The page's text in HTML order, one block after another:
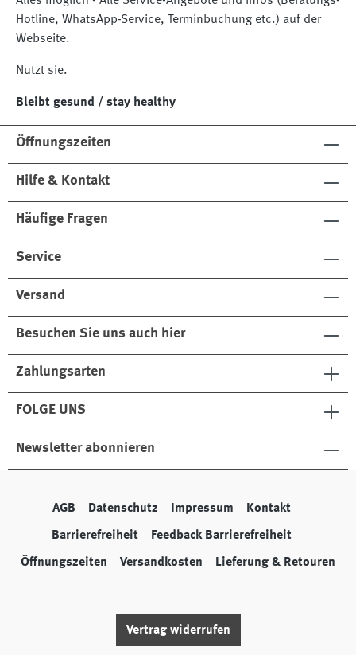
Hotline, WhatsApp-Service, Terminbuchung etc.) auf der
Webseite.
Nutzt sie.
Bleibt gesund / stay healthy
Öffnungszeiten
Hilfe & Kontakt
Häufige Fragen
Service
Versand
Besuchen Sie uns auch hier
Zahlungsarten
FOLGE UNS
Newsletter abonnieren
AGB Datenschutz Impressum Kontakt
Barrierefreiheit Feedback Barrierefreiheit
Öffnungszeiten Versandkosten Lieferung & Retouren
Vertrag widerrufen